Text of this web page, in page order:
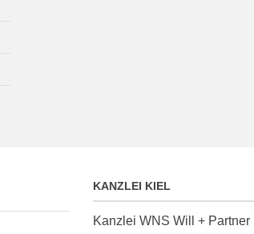
KANZLEI KIEL
Kanzlei WNS Will + Partner